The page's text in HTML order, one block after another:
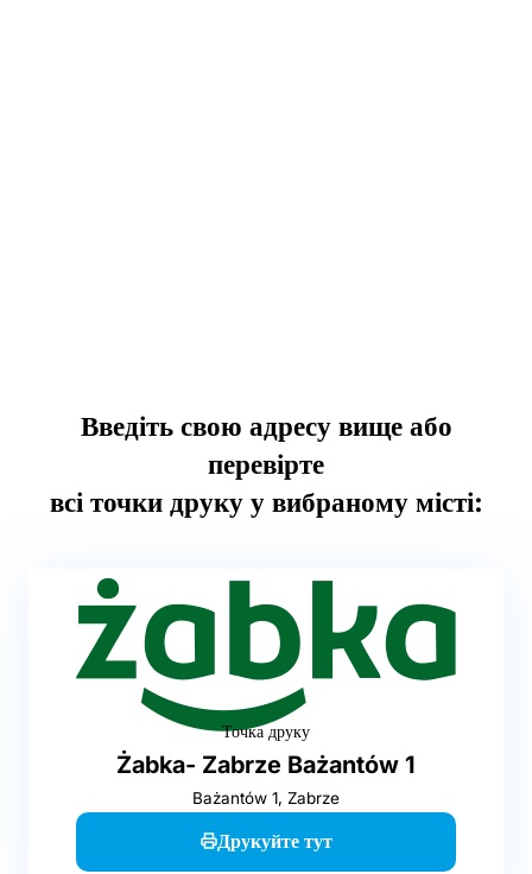
Введіть свою адресу вище або
перевірте
всі точки друку у вибраному місті:
Точка друку
Żabka- Zabrze Bażantów 1
Bażantów 1, Zabrze
Друкуйте тут